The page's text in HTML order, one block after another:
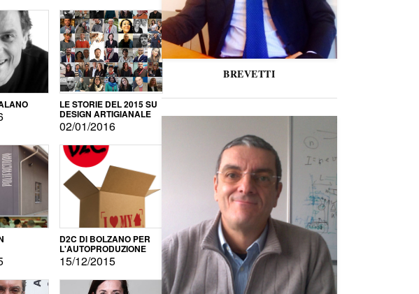
LE STORIE DEL 2015 SU
DESIGN ARTIGIANALE
02/01/2016
D2C DI BOLZANO PER
L'AUTOPRODUZIONE
15/12/2015
BREVETTI